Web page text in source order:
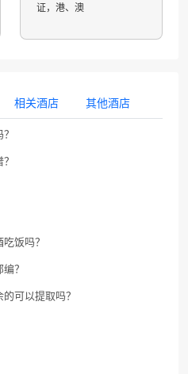
证，港、澳
相关酒店 其他酒店
饭吗？
？
可以提取吗？